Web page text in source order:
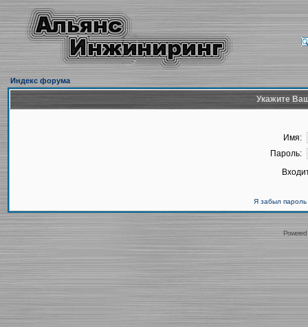
Индекс форума
Укажите
Имя:
Пароль:
Я забыл пароль